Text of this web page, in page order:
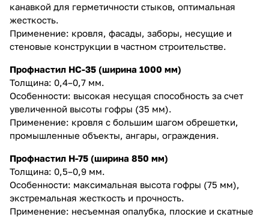
канавкой для герметичности стыков, оптимальная
жесткость.
Применение: кровля, фасады, заборы, несущие и
стеновые конструкции в частном строительстве.
Профнастил НС-35 (ширина 1000 мм)
Толщина: 0,4–0,7 мм.
Особенности: высокая несущая способность за счет
увеличенной высоты гофры (35 мм).
Применение: кровля с большим шагом обрешетки,
промышленные объекты, ангары, ограждения.
Профнастил Н-75 (ширина 850 мм)
Толщина: 0,5–0,9 мм.
Особенности: максимальная высота гофры (75 мм),
экстремальная жесткость и прочность.
Применение: несъемная опалубка, плоские и скатные